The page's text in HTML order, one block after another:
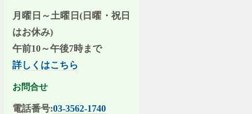
月曜日～土曜日(日曜・祝日
はお休み)
午前10～午後7時まで
詳しくはこちら
お問合せ
電話番号:03-3562-1740